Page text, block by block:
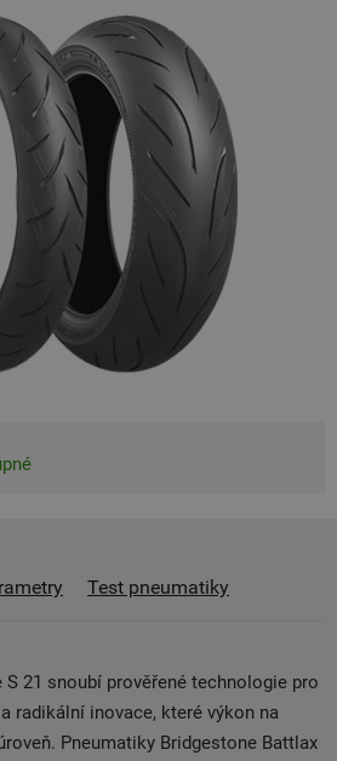
Test pneumatiky
21 snoubí prověřené technologie pro
radikální inovace, které výkon na
Pneumatiky Bridgestone Battlax